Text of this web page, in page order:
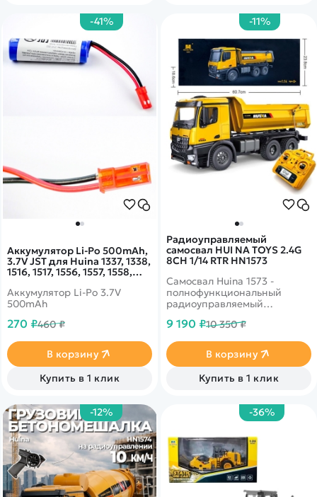
а также карьерный самосвал
с дистанционным
управлением и
перезаряжаемой батареей.
Кроме того, в этот набор
входят два пульта
дистанционного управления
и два зарядных кабеля. Ваш
ребенок достоин двойного
удовольствия от игры с
друзьями.
-41%
Аккумулятор Li-Po 500mAh,
3.7V JST для Huina 1337, 1338,
1516, 1517, 1556, 1557, 1558,
Аккумулятор Li-Po 3.7V
500mAh
270 ₽460 ₽
В корзину
Купить в 1 клик
-11%
Радиоуправляемый
самосвал HUI NA TOYS 2.4G
8CH 1/14 RTR HN1573
Самосвал Huina 1573 -
полнофункциональный
радиоуправляемый
перевозить грузы и
кузова.
9 190 ₽10 350 ₽
В корзину
Купить в 1 клик
-12% -36%